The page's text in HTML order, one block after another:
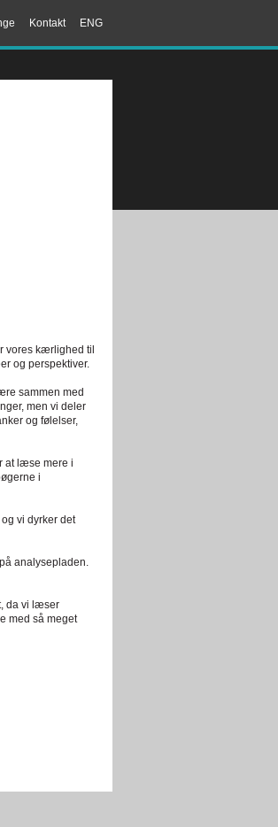
ENG
Kontakt
vores kærlighed til
og perspektiver.
sammen med
men vi deler
og følelser,
at læse mere i
i
vi dyrker det
analysepladen.
da vi læser
med så meget